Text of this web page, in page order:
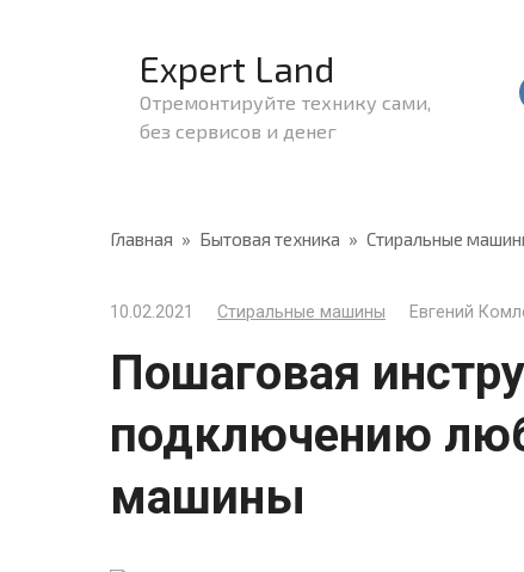
Expert Land
Отремонтируйте технику сами,
без сервисов и денег
Главная » Бытовая техника » Стиральные
10.02.2021 Стиральные машины Евгений
Пошаговая
подключению
машины